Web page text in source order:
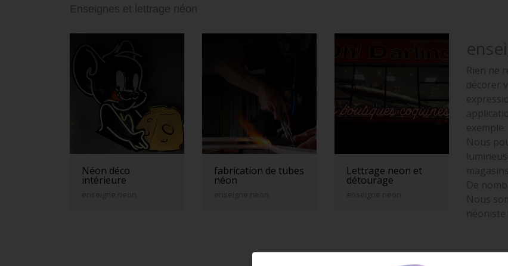
Enseignes et lettrage néon
Néon déco
intérieure
enseigne neon
fabrication de tubes
néon
enseigne neon
Lettrage neon et
détourage
enseigne neon
Rien ne
décorer
exemple.
Nous
De
Nous